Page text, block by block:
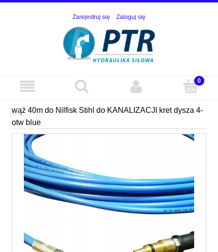
Zarejestruj się Zaloguj się
wąż 40m do Nilfisk Stihl do KANALIZACJI kret dysza 4-
otw blue